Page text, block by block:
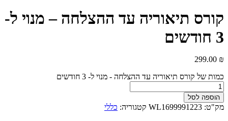
קורס תיאוריה עד ההצלחה – מנוי ל-
3 חודשים
299.00 ₪
כמות של קורס תיאוריה עד ההצלחה - מנוי ל- 3 חודשים
הוספה לסל
מק"ט: WL1699991223 קטגוריה: כללי